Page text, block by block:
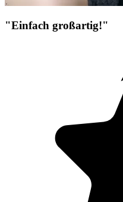
"Einfach großartig!"